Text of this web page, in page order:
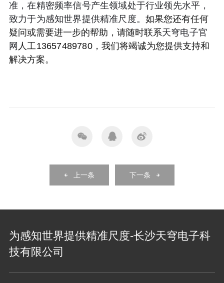
准，在精密频率信号产生领域处于行业领先水平，
致力于为感知世界提供精准尺度。 如果您还有任何
疑问或需要进一步的帮助，请随时联系天穹电子官
网 人工13657489780，我们将竭诚为您提供支持和
解决方案。
上一条 下一条
为感知世界提供精准尺度-长沙天穹电子科
技有限公司